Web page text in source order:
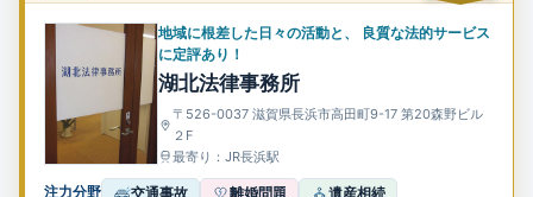
労働問題
企業法務
地域に根差した日々の活動と、 良質な法的サービス
に定評あり！
湖北法律事務所
〒526-0037 滋賀県長浜市高田町9-17 第20森野ビル
２F
最寄り：JR長浜駅
注力分野 交通事故 離婚問題
遺産相続